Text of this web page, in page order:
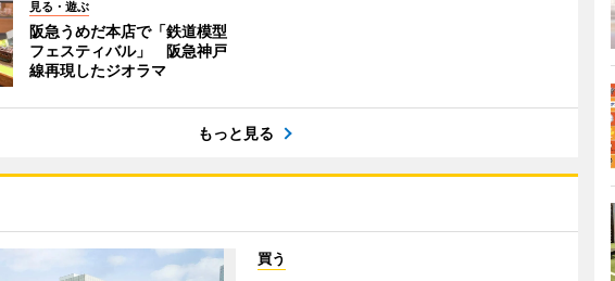
見る・遊ぶ
阪急うめだ本店で「鉄道模型
フェスティバル」 阪急神戸
線再現したジオラマ
もっと見る
買う